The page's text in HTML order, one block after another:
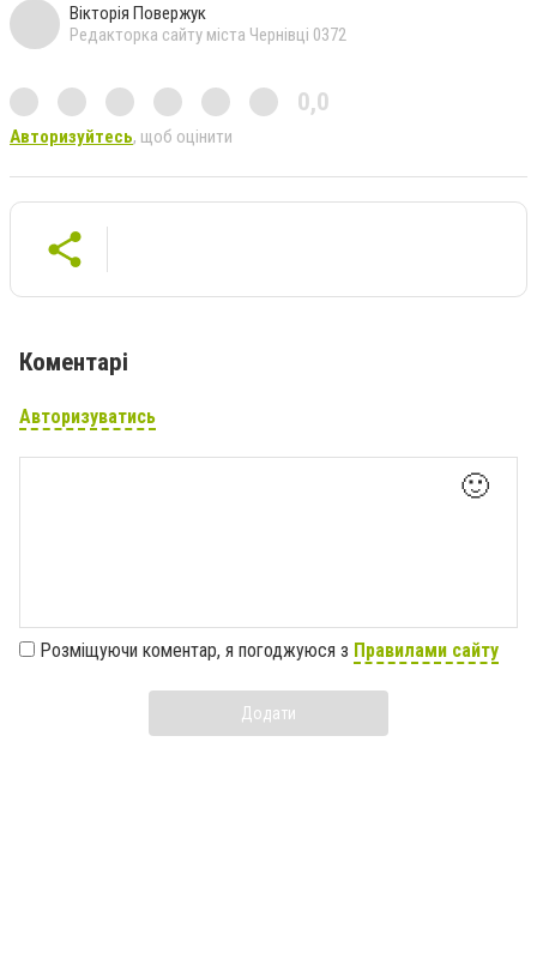
Вікторія Повержук
Редакторка сайту міста Чернівці 0372
0,0
Авторизуйтесь, щоб оцінити
Коментарі
Авторизуватись
🙂
Розміщуючи коментар, я погоджуюся з Правилами сайту
Додати